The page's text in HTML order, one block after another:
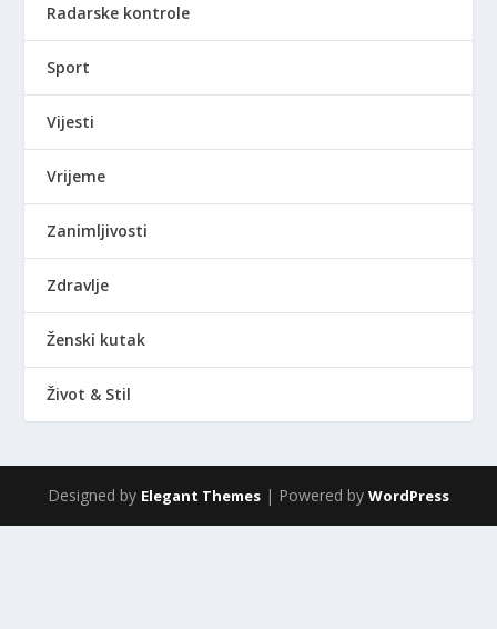
Radarske kontrole
Sport
Vijesti
Vrijeme
Zanimljivosti
Zdravlje
Ženski kutak
Život & Stil
Designed by Elegant Themes | Powered by WordPress